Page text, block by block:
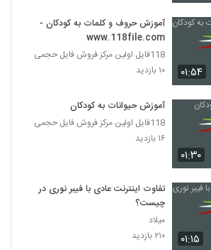
۰۱:۵۴
آموزش حروف و کلمات به کودکان -
www.118file.com
118فایل اولین مرکز فروش فایل حجمی
۱۰ بازدید
۰۱:۳۰
آموزش حیوانات به کودکان
118فایل اولین مرکز فروش فایل حجمی
۱۶ بازدید
۰۱:۱۵
تفاوت اینترنت عادی با فیبر نوری در
چیست؟
میلاد
۲۱۰ بازدید